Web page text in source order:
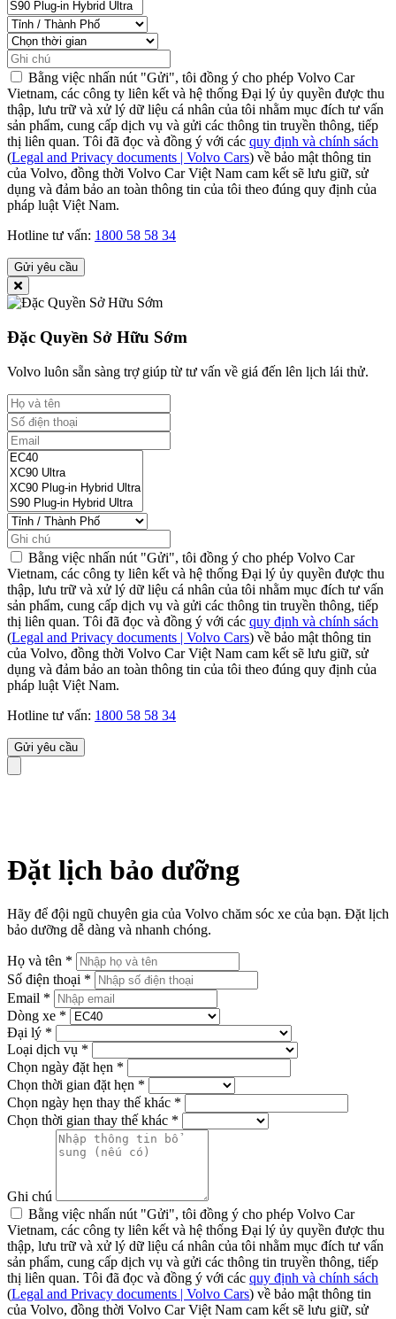
Bằng việc nhấn nút "Gửi", tôi đồng ý cho phép Volvo Car
Vietnam, các công ty liên kết và hệ thống Đại lý ủy quyền được thu
thập, lưu trữ và xử lý dữ liệu cá nhân của tôi nhằm mục đích tư vấn
sản phẩm, cung cấp dịch vụ và gửi các thông tin truyền thông, tiếp
thị liên quan. Tôi đã đọc và đồng ý với các quy định và chính sách
(Legal and Privacy documents | Volvo Cars) về bảo mật thông tin
của Volvo, đồng thời Volvo Car Việt Nam cam kết sẽ lưu giữ, sử
dụng và đảm bảo an toàn thông tin của tôi theo đúng quy định của
pháp luật Việt Nam.
Hotline tư vấn: 1800 58 58 34
Gửi yêu cầu
Đặc Quyền Sở Hữu Sớm
Volvo luôn sẵn sàng trợ giúp từ tư vấn về giá đến lên lịch lái thử.
Bằng việc nhấn nút "Gửi", tôi đồng ý cho phép Volvo Car
Vietnam, các công ty liên kết và hệ thống Đại lý ủy quyền được thu
thập, lưu trữ và xử lý dữ liệu cá nhân của tôi nhằm mục đích tư vấn
sản phẩm, cung cấp dịch vụ và gửi các thông tin truyền thông, tiếp
thị liên quan. Tôi đã đọc và đồng ý với các quy định và chính sách
(Legal and Privacy documents | Volvo Cars) về bảo mật thông tin
của Volvo, đồng thời Volvo Car Việt Nam cam kết sẽ lưu giữ, sử
dụng và đảm bảo an toàn thông tin của tôi theo đúng quy định của
pháp luật Việt Nam.
Hotline tư vấn: 1800 58 58 34
Gửi yêu cầu
Đặt lịch bảo dưỡng
Hãy để đội ngũ chuyên gia của Volvo chăm sóc xe của bạn. Đặt lịch
bảo dưỡng dễ dàng và nhanh chóng.
Họ và tên *
Số điện thoại *
Email *
Dòng xe *
Đại lý *
Loại dịch vụ *
Chọn ngày đặt hẹn *
Chọn thời gian đặt hẹn *
Chọn ngày hẹn thay thế khác *
Chọn thời gian thay thế khác *
Ghi chú
Bằng việc nhấn nút "Gửi", tôi đồng ý cho phép Volvo Car
Vietnam, các công ty liên kết và hệ thống Đại lý ủy quyền được thu
thập, lưu trữ và xử lý dữ liệu cá nhân của tôi nhằm mục đích tư vấn
sản phẩm, cung cấp dịch vụ và gửi các thông tin truyền thông, tiếp
thị liên quan. Tôi đã đọc và đồng ý với các quy định và chính sách
(Legal and Privacy documents | Volvo Cars) về bảo mật thông tin
của Volvo, đồng thời Volvo Car Việt Nam cam kết sẽ lưu giữ, sử